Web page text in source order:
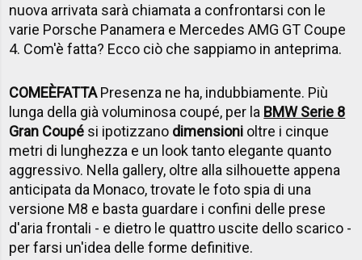
nuova arrivata sarà chiamata a confrontarsi con le
varie Porsche Panamera e Mercedes AMG GT Coupe
4. Com'è fatta? Ecco ciò che sappiamo in anteprima.
COMEÈFATTAPresenza ne ha, indubbiamente. Più
lunga della già voluminosa coupé, per la BMW Serie 8
Gran Coupé si ipotizzano dimensioni oltre i cinque
metri di lunghezza e un look tanto elegante quanto
aggressivo. Nella gallery, oltre alla silhouette appena
anticipata da Monaco, trovate le foto spia di una
versione M8 e basta guardare i confini delle prese
d'aria frontali - e dietro le quattro uscite dello scarico -
per farsi un'idea delle forme definitive.